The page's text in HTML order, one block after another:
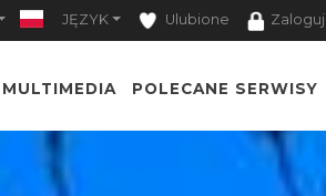
JĘZYK Ulubione Zaloguj
MULTIMEDIA POLECANE SERWISY